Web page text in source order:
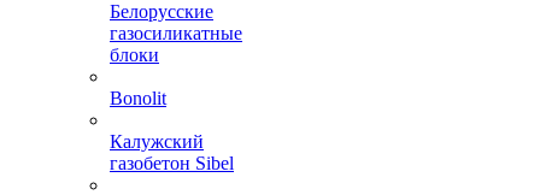
Белорусские
газосиликатные
блоки
Bonolit
Калужский
газобетон Sibel